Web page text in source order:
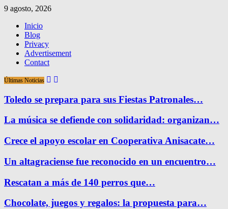
9 agosto, 2026
Inicio
Blog
Privacy
Advertisement
Contact
Últimas Noticias
Toledo se prepara para sus Fiestas Patronales…
La música se defiende con solidaridad: organizan…
Crece el apoyo escolar en Cooperativa Anisacate…
Un altagraciense fue reconocido en un encuentro…
Rescatan a más de 140 perros que…
Chocolate, juegos y regalos: la propuesta para…